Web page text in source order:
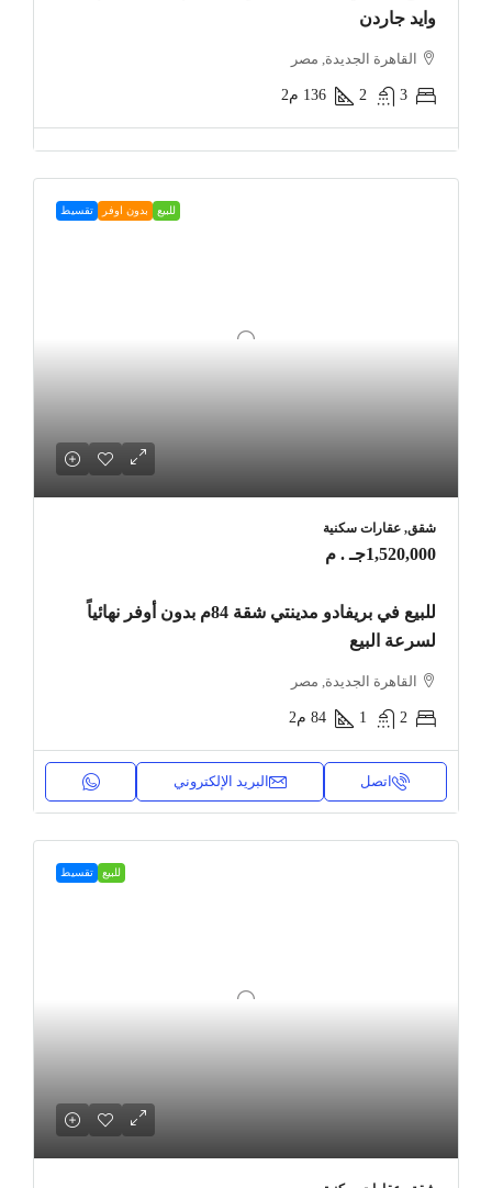
وايد جاردن
القاهرة الجديدة, مصر
3
2
136 م2
للبيع بدون اوفر تقسيط
شقق, عقارات سكنية
1,520,000جـ . م
للبيع في بريفادو مدينتي شقة 84م بدون أوفر نهائياً
لسرعة البيع
القاهرة الجديدة, مصر
2
1
84 م2
اتصل البريد الإلكتروني
للبيع تقسيط